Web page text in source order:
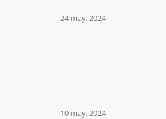
24 may. 2024
10 may. 2024